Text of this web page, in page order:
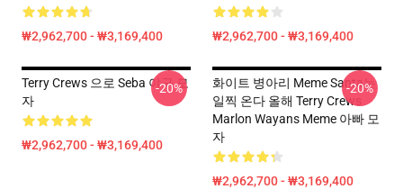
₩2,962,700 - ₩3,169,400 ₩2,962,700 - ₩3,169,400
Terry Crews 으로 Seba 야구 모
자
₩2,962,700 - ₩3,169,400
-20%
화이트 병아리 Meme Santa는
일찍 온다 올해 Terry Crews
Marlon Wayans Meme 아빠 모
자
₩2,962,700 - ₩3,169,400
-20%